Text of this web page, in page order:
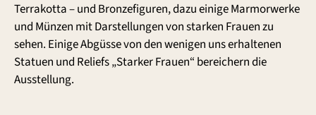
Terrakotta – und Bronzefiguren, dazu einige Marmorwerke
und Münzen mit Darstellungen von starken Frauen zu
sehen. Einige Abgüsse von den wenigen uns erhaltenen
Statuen und Reliefs „Starker Frauen“ bereichern die
Ausstellung.